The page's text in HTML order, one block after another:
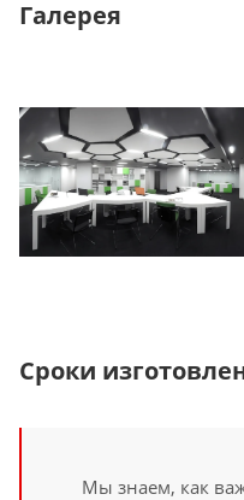
Галерея
Сроки
Мы знаем, как